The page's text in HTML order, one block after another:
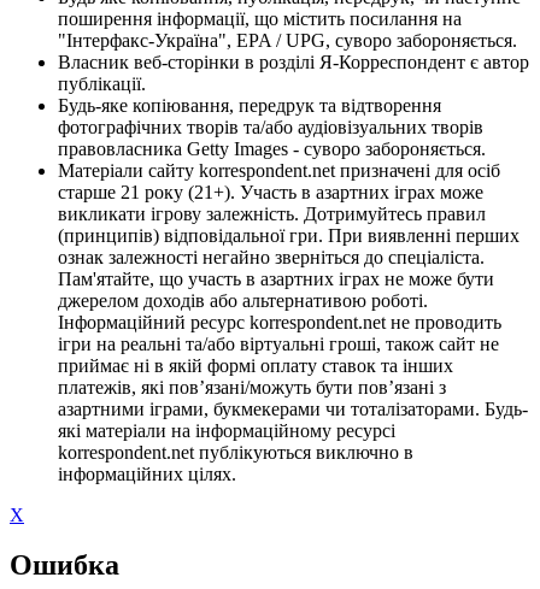
поширення інформації, що містить посилання на
"Інтерфакс-Україна", EPA / UPG, суворо забороняється.
Власник веб-сторінки в розділі Я-Корреспондент є автор
публікації.
Будь-яке копіювання, передрук та відтворення
фотографічних творів та/або аудіовізуальних творів
правовласника Getty Images - суворо забороняється.
Матеріали сайту korrespondent.net призначені для осіб
старше 21 року (21+). Участь в азартних іграх може
викликати ігрову залежність. Дотримуйтесь правил
(принципів) відповідальної гри. При виявленні перших
ознак залежності негайно зверніться до спеціаліста.
Пам'ятайте, що участь в азартних іграх не може бути
джерелом доходів або альтернативою роботі.
Інформаційний ресурс korrespondent.net не проводить
ігри на реальні та/або віртуальні гроші, також сайт не
приймає ні в якій формі оплату ставок та інших
платежів, які пов’язані/можуть бути пов’язані з
азартними іграми, букмекерами чи тоталізаторами. Будь-
які матеріали на інформаційному ресурсі
korrespondent.net публікуються виключно в
інформаційних цілях.
X
Ошибка